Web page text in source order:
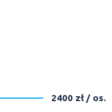
2400 zł / os.